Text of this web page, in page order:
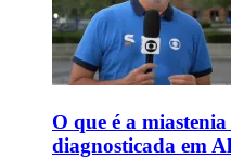
O que é a
diagnosticada em